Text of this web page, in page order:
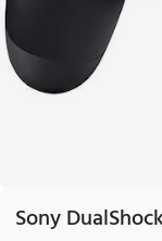
Sony